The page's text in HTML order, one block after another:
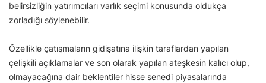
belirsizliğin yatırımcıları varlık seçimi konusunda oldukça
zorladığı söylenebilir.
Özellikle çatışmaların gidişatına ilişkin taraflardan yapılan
çelişkili açıklamalar ve son olarak yapılan ateşkesin kalıcı olup,
olmayacağına dair beklentiler hisse senedi piyasalarında